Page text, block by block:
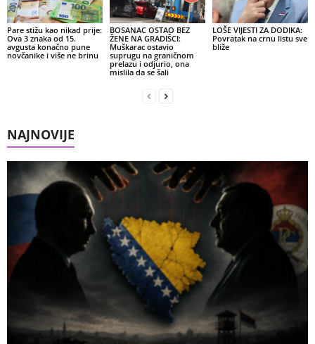
Pare stižu kao nikad prije:
Ova 3 znaka od 15.
avgusta konačno pune
novčanike i više ne brinu
BOSANAC OSTAO BEZ
ŽENE NA GRADIŠCI:
Muškarac ostavio
suprugu na graničnom
prelazu i odjurio, ona
mislila da se šali
LOŠE VIJESTI ZA DODIKA:
Povratak na crnu listu sve
bliže
NAJNOVIJE